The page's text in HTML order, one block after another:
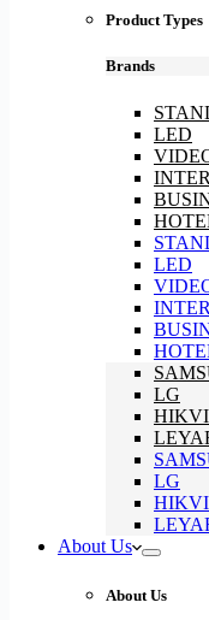
Product Types
Brands
LED
LED
LG
LG
About Us
About Us